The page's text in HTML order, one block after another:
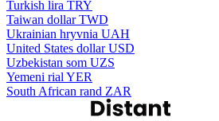
Turkish lira TRY
Taiwan dollar TWD
Ukrainian hryvnia UAH
United States dollar USD
Uzbekistan som UZS
Yemeni rial YER
South African rand ZAR